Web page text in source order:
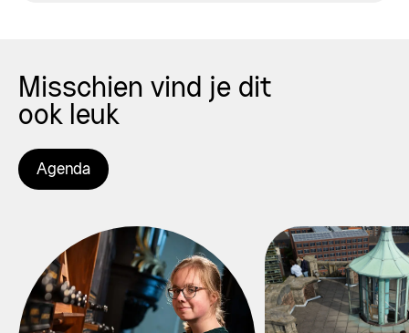
Misschien vind je dit
ook leuk
Agenda